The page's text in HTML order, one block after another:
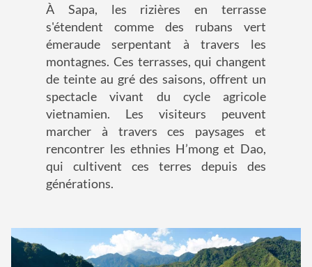
À Sapa, les rizières en terrasse
s'étendent comme des rubans vert
émeraude serpentant à travers les
montagnes. Ces terrasses, qui changent
de teinte au gré des saisons, offrent un
spectacle vivant du cycle agricole
vietnamien. Les visiteurs peuvent
marcher à travers ces paysages et
rencontrer les ethnies H’mong et Dao,
qui cultivent ces terres depuis des
générations.